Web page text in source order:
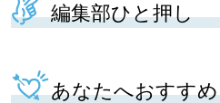
編集部ひと押し
あなたへおすすめ